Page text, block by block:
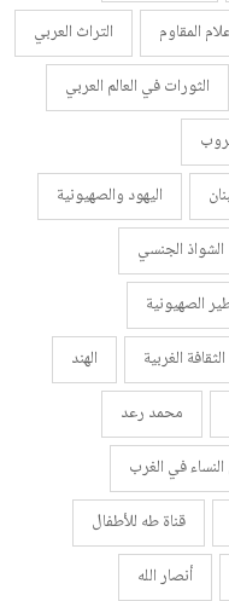
المقاوم
التراث العربي
الثورات في العالم العربي
اليهود والصهيونية
الشواذ الجنسي
الصهيونية
الغربية
الهند
محمد رعد
في الغرب
قناة طه للأطفال
أنصار الله